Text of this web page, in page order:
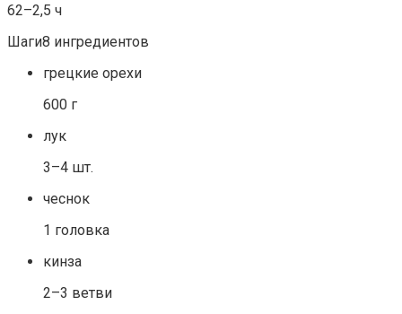
62–2,5 ч
Шаги8 ингредиентов
грецкие орехи
600 г
лук
3–4 шт.
чеснок
1 головка
кинза
2–3 ветви